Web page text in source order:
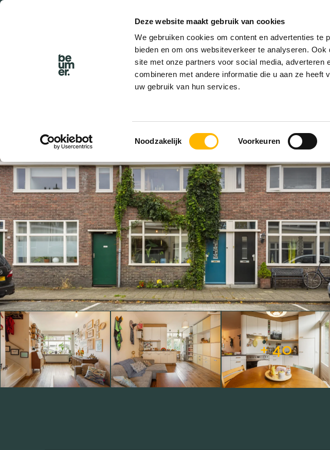
Deze website maakt gebruik van cookies
We gebruiken cookies om content en advertenties te
bieden en om ons websiteverkeer te analyseren.
site met onze partners voor social media, adverteren
combineren met andere informatie die u aan ze
uw gebruik van hun services.
Toestemmingsselectie
Noodzakelijk Voorkeuren
+ 40